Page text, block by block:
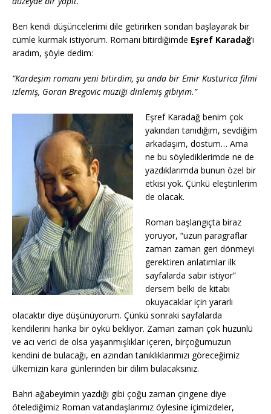
Ben kendi düşüncelerimi dile getirirken sondan başlayarak bir
cümle kurmak istiyorum. Romanı bitirdiğimde Eşref Karadağ’ı
aradım, şöyle dedim:
“Kardeşim romanı yeni bitirdim, şu anda bir Emir Kusturica filmi
izlemiş, Goran Bregovic müziği dinlemiş gibiyim.”
Eşref Karadağ benim çok
yakından tanıdığım, sevdiğim
arkadaşım, dostum… Ama
ne bu söylediklerimde ne de
yazdıklarımda bunun özel bir
etkisi yok. Çünkü eleştirilerim
de olacak.
Roman başlangıçta biraz
yoruyor, “uzun paragraflar
zaman zaman geri dönmeyi
gerektiren anlatımlar ilk
sayfalarda sabır istiyor”
dersem belki de kitabı
okuyacaklar için yararlı
olacaktır diye düşünüyorum. Çünkü sonraki sayfalarda
kendilerini harika bir öykü bekliyor. Zaman zaman çok hüzünlü
ve acı verici de olsa yaşanmışlıklar içeren, birçoğumuzun
kendini de bulacağı, en azından tanıklıklarımızı göreceğimiz
ülkemizin kara günlerinden bir dilim bulacaksınız.
Bahri ağabeyimin yazdığı gibi çoğu zaman çingene diye
ötelediğimiz Roman vatandaşlarımız öylesine içimizdeler,